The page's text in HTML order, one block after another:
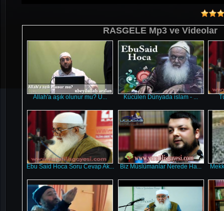
RASGELE Mp3 ve Videolar
Allah'a aşık olunur mu? U... Kücülen Dünyada islam - ...
Ebu Said Hoca Soru Cevap Ak... Biz Müslümanlar Nerede Ha...